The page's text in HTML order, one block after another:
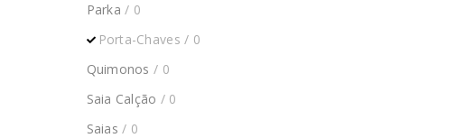
Parka / 0
Porta-Chaves / 0
Quimonos / 0
Saia Calção / 0
Saias / 0